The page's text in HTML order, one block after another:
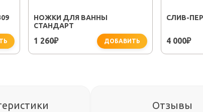
НОЖКИ ДЛЯ ВАННЫ
СТАНДАРТ
1 260₽ ДОБАВИТЬ
CЛИВ-
4 000₽
Отзывы